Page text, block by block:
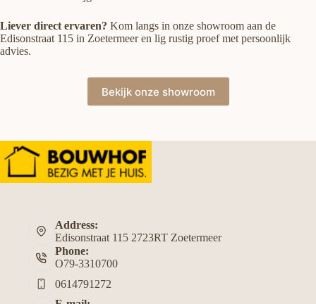
Liever direct ervaren? Kom langs in onze showroom aan de
Edisonstraat 115 in Zoetermeer en lig rustig proef met persoonlijk
advies.
Bekijk onze showroom
Address:
Edisonstraat 115 2723RT Zoetermeer
Phone:
O79-3310700
0614791272